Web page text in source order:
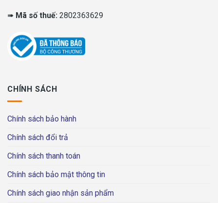
➠ Mã số thuế: 2802363629
CHÍNH SÁCH
Chính sách bảo hành
Chính sách đổi trả
Chính sách thanh toán
Chính sách bảo mật thông tin
Chính sách giao nhận sản phẩm